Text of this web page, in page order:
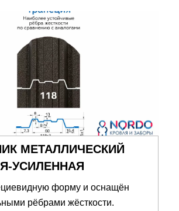
МЕТАЛЛИЧЕСКИЙ
УСИЛЕННАЯ
форму и оснащён
рёбрами жёсткости.